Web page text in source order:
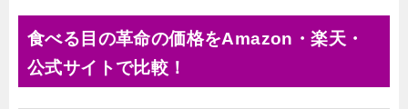
食べる目の革命の価格をAmazon・楽天・
公式サイトで比較！